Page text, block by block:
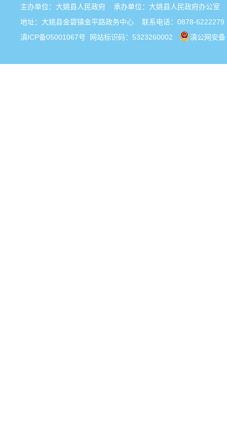
主办单位：大姚县人民政府 承办单位：大姚县人民政府办公
地址：大姚县金碧镇金平路政务中心 联系电话：0878-6222279
滇ICP备05001067号 网站标识码：5323260002 滇公网安